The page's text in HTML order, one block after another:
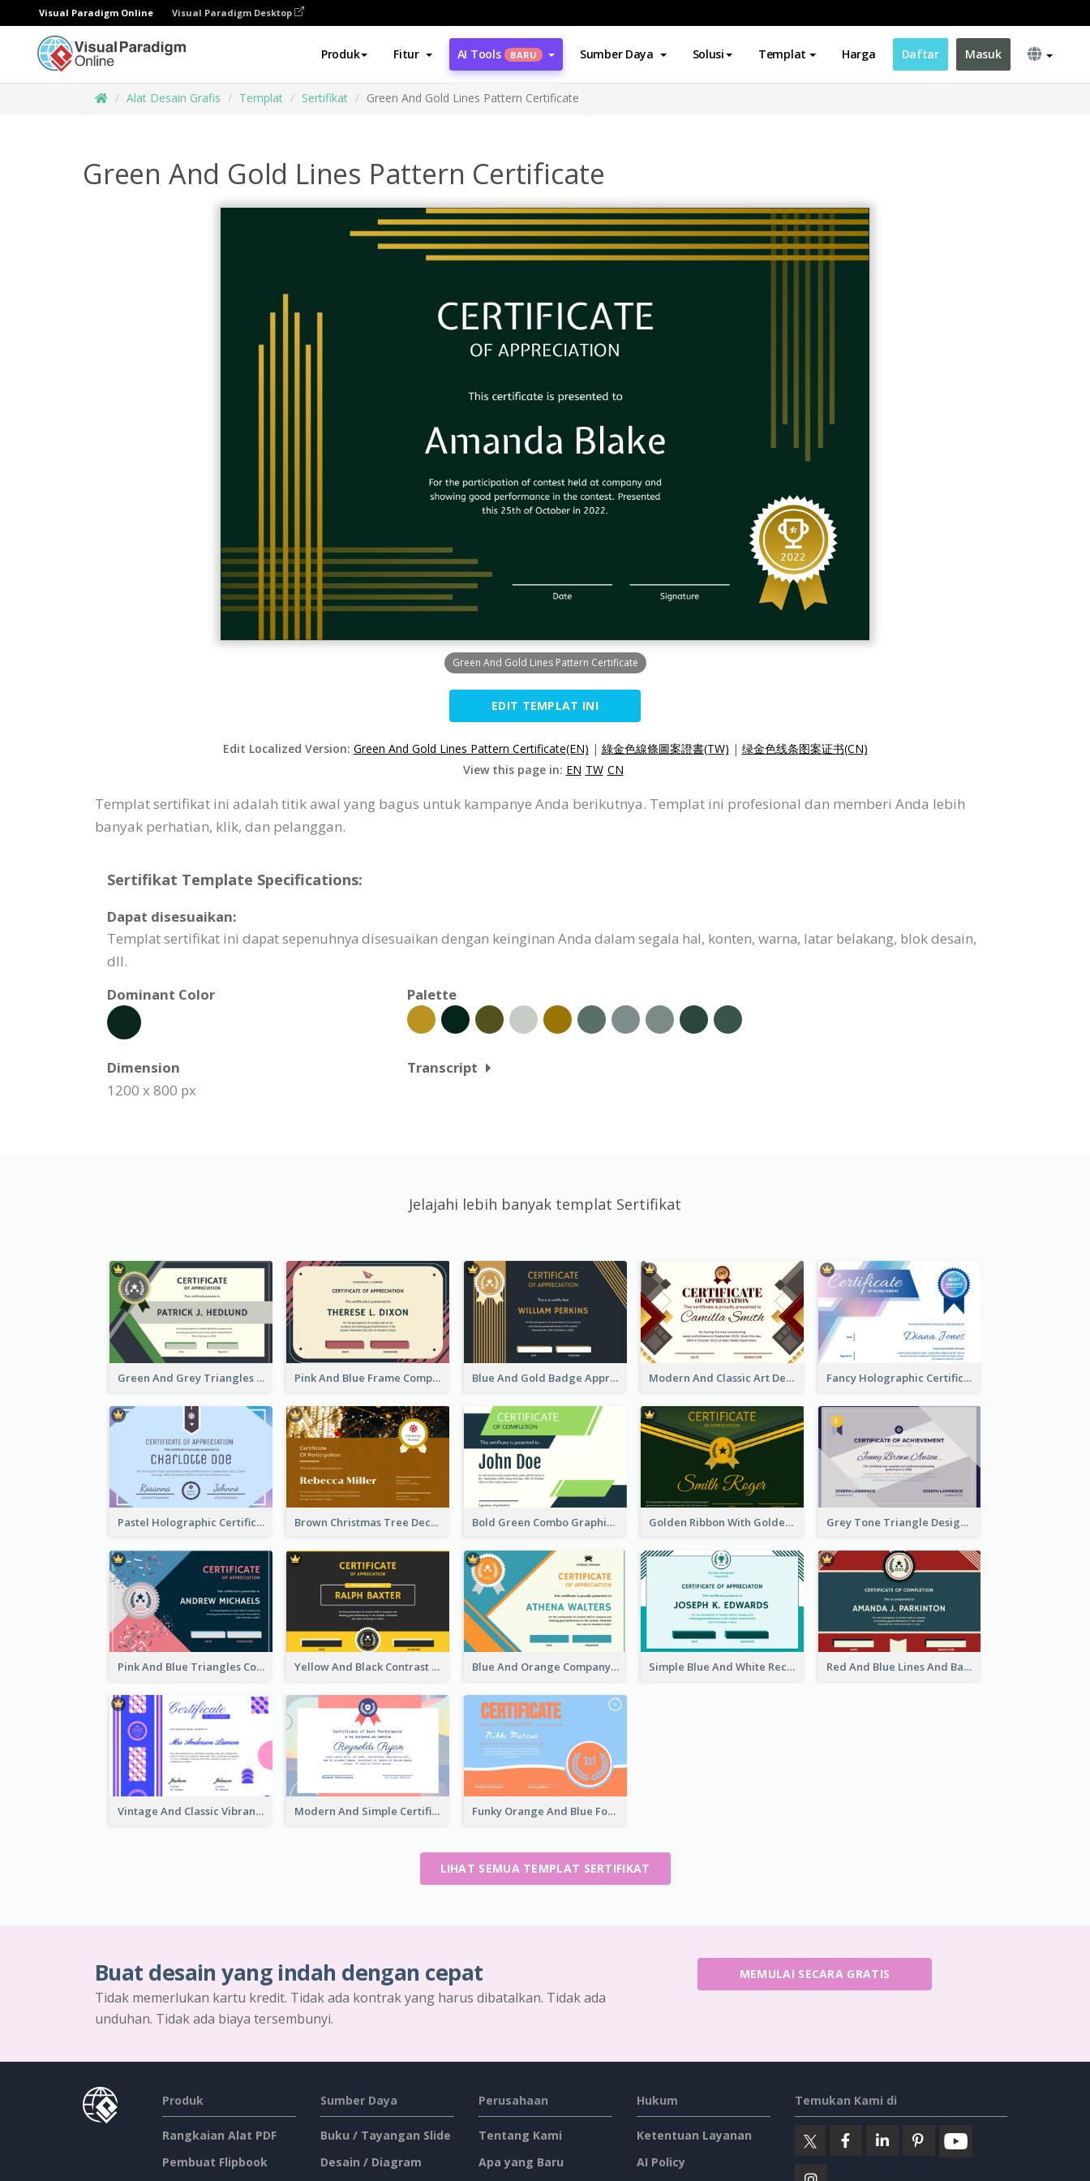
Visual Paradigm Online Visual Paradigm Desktop
Produk Fitur AI Tools BARU Sumber Daya Solusi Templat Harga Daftar Masuk
Alat Desain Grafis Templat Sertifikat Green And Gold Lines Pattern Certificate
Green And Gold Lines Pattern Certificate
Green And Gold Lines Pattern Certificate
EDIT TEMPLAT INI
Edit Localized Version: Green And Gold Lines Pattern Certificate(EN) | 綠金色線條圖案證書(TW) | 绿金色线条图案证书(CN)
View this page in: EN TW CN
Templat sertifikat ini adalah titik awal yang bagus untuk kampanye Anda berikutnya. Templat ini profesional dan memberi Anda lebih
banyak perhatian, klik, dan pelanggan.
Sertifikat Template Specifications:
Dapat disesuaikan:
Templat sertifikat ini dapat sepenuhnya disesuaikan dengan keinginan Anda dalam segala hal, konten, warna, latar belakang, blok desain,
dll.
Dominant Color
Palette
Dimension
1200 x 800 px
Transcript
Jelajahi lebih banyak templat Sertifikat
Green And Grey Triangles With Badge Certificate Pink And Blue Frame Company Certificate Blue And Gold Badge Appreciation Certificate Modern And Classic Art Deco Certificate Design Ideas Fancy Holographic Certificate Design Ideas
Pastel Holographic Certificate Of Appreciation Brown Christmas Tree Decoration Certificate Bold Green Combo Graphic Certificate Design Golden Ribbon With Golden Badge Appreciation Certificate Design Grey Tone Triangle Design of Certificate For Achievement
Pink And Blue Triangles Confetti Celebration Certificate Yellow And Black Contrast Simple Certificate Blue And Orange Company Triangles With Badge Certificate Simple Blue And White Rectangle Certificate Red And Blue Lines And Badge Completion Certificate
Vintage And Classic Vibrant Certificate Design Ideas Modern And Simple Certificate Design Template Funky Orange And Blue For Outstanding Performance
LIHAT SEMUA TEMPLAT SERTIFIKAT
Buat desain yang indah dengan cepat
Tidak memerlukan kartu kredit. Tidak ada kontrak yang harus dibatalkan. Tidak ada
unduhan. Tidak ada biaya tersembunyi.
MEMULAI SECARA GRATIS
Produk
Rangkaian Alat PDF
Pembuat Flipbook
Sumber Daya
Buku / Tayangan Slide
Desain / Diagram
Perusahaan
Tentang Kami
Apa yang Baru
Hukum
Ketentuan Layanan
AI Policy
Temukan Kami di